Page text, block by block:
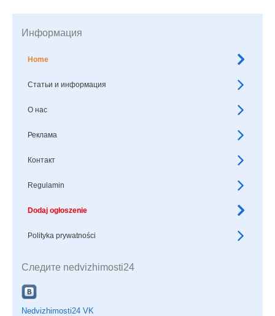
Информация
Home
Статьи и информация
О нас
Реклама
Контакт
Regulamin
Dodaj ogłoszenie
Polityka prywatności
Следите nedvizhimosti24
Nedvizhimosti24 VK